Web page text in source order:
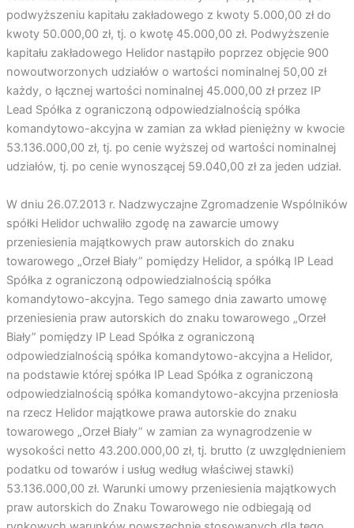
podwyższeniu kapitału zakładowego z kwoty 5.000,00 zł do
kwoty 50.000,00 zł, tj. o kwotę 45.000,00 zł. Podwyższenie
kapitału zakładowego Helidor nastąpiło poprzez objęcie 900
nowoutworzonych udziałów o wartości nominalnej 50,00 zł
każdy, o łącznej wartości nominalnej 45.000,00 zł przez IP
Lead Spółka z ograniczoną odpowiedzialnością spółka
komandytowo-akcyjna w zamian za wkład pieniężny w kwocie
53.136.000,00 zł, tj. po cenie wyższej od wartości nominalnej
udziałów, tj. po cenie wynoszącej 59.040,00 zł za jeden udział.
W dniu 26.07.2013 r. Nadzwyczajne Zgromadzenie Wspólników
spółki Helidor uchwaliło zgodę na zawarcie umowy
przeniesienia majątkowych praw autorskich do znaku
towarowego „Orzeł Biały” pomiędzy Helidor, a spółką IP Lead
Spółka z ograniczoną odpowiedzialnością spółka
komandytowo-akcyjna. Tego samego dnia zawarto umowę
przeniesienia praw autorskich do znaku towarowego „Orzeł
Biały” pomiędzy IP Lead Spółka z ograniczoną
odpowiedzialnością spółka komandytowo-akcyjna a Helidor,
na podstawie której spółka IP Lead Spółka z ograniczoną
odpowiedzialnością spółka komandytowo-akcyjna przeniosła
na rzecz Helidor majątkowe prawa autorskie do znaku
towarowego „Orzeł Biały” w zamian za wynagrodzenie w
wysokości netto 43.200.000,00 zł, tj. brutto (z uwzględnieniem
podatku od towarów i usług według właściwej stawki)
53.136.000,00 zł. Warunki umowy przeniesienia majątkowych
praw autorskich do Znaku Towarowego nie odbiegają od